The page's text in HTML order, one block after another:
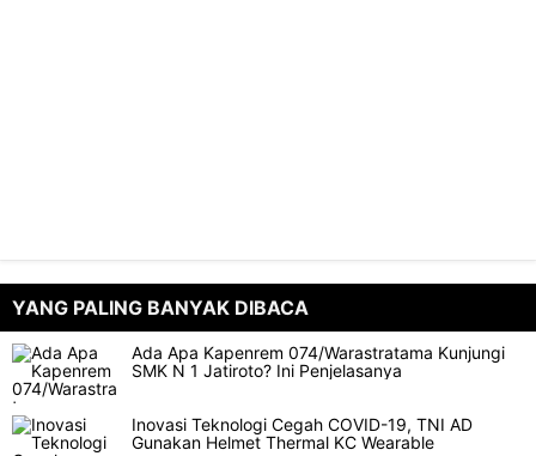
YANG PALING BANYAK DIBACA
Ada Apa Kapenrem 074/Warastratama Kunjungi
SMK N 1 Jatiroto? Ini Penjelasanya
Inovasi Teknologi Cegah COVID-19, TNI AD
Gunakan Helmet Thermal KC Wearable